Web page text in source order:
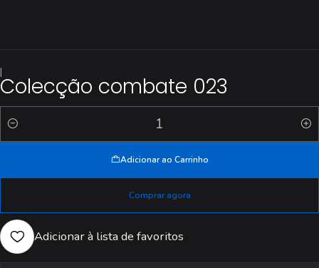
|
Colecção combate 023
Quantidade
Adicionar ao Carrinho
Comprar agora
Adicionar à lista de favoritos